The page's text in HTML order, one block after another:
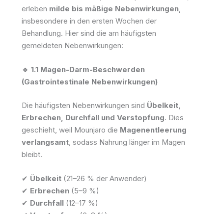
erleben milde bis mäßige Nebenwirkungen,
insbesondere in den ersten Wochen der
Behandlung. Hier sind die am häufigsten
gemeldeten Nebenwirkungen:
🔹 1.1 Magen-Darm-Beschwerden
(Gastrointestinale Nebenwirkungen)
Die häufigsten Nebenwirkungen sind Übelkeit,
Erbrechen, Durchfall und Verstopfung. Dies
geschieht, weil Mounjaro die Magenentleerung
verlangsamt , sodass Nahrung länger im Magen
bleibt.
✔ Übelkeit (21–26 % der Anwender)
✔ Erbrechen (5–9 %)
✔ Durchfall (12–17 %)